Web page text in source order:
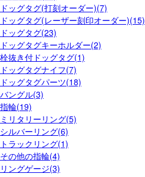
ドッグタグ(打刻オーダー)(7)
ドッグタグ(レーザー刻印オーダー)(15)
ドッグタグ(23)
ドッグタグキーホルダー(2)
栓抜き付ドッグタグ(1)
ドッグタグナイフ(7)
ドッグタグパーツ(18)
バングル(3)
指輪(19)
ミリタリーリング(5)
シルバーリング(6)
トラックリング(1)
その他の指輪(4)
リングゲージ(3)